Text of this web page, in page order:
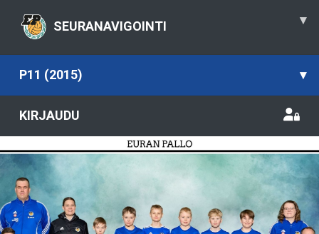
SEURANAVIGOINTI ▾
P11 (2015) ▾
KIRJAUDU